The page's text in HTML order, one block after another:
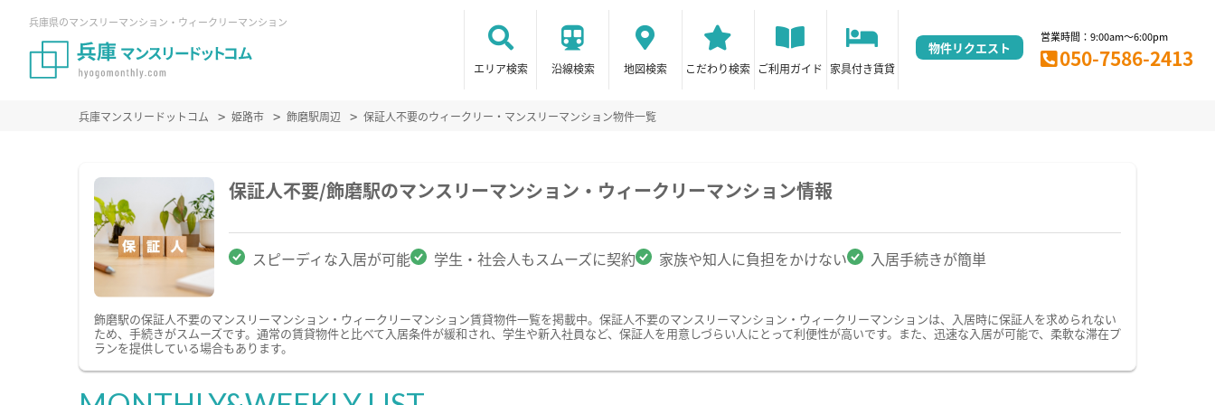
兵庫県のマンスリーマンション・ウィークリーマンション
エリア検索 沿線検索 地図検索 こだわり検索 ご利用ガイド 家具付き賃貸
物件リクエスト
営業時間：9:00am～6:00pm
050-7586-2413
兵庫マンスリードットコム 姫路市 飾磨駅周辺 保証人不要のウィークリー・マンスリーマンション物件一覧
保証人不要/飾磨駅のマンスリーマンション・ウィークリーマンション情報
スピーディな入居が可能 学生・社会人もスムーズに契約 家族や知人に負担をかけない 入居手続きが簡単
飾磨駅の保証人不要のマンスリーマンション・ウィークリーマンション賃貸物件一覧を掲載中。保証人不要のマンスリーマンション・ウィークリーマンションは、入居時に保証人を求められない
ため、手続きがスムーズです。通常の賃貸物件と比べて入居条件が緩和され、学生や新入社員など、保証人を用意しづらい人にとって利便性が高いです。また、迅速な入居が可能で、柔軟な滞在プ
ランを提供している場合もあります。